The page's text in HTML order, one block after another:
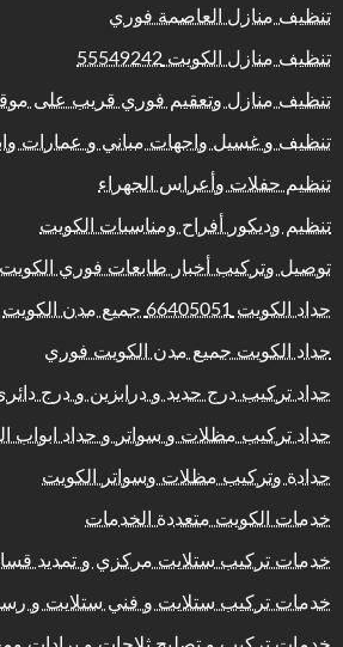
تنظيف منازل العاصمة فوري
تنظيف منازل الكويت 55549242
تنظيف منازل وتعقيم فوري قريب على
تنظيف و غسيل واجهات مباني و عمارات
تنظيم حفلات وأعراس الجهراء
تنظيم وديكور أفراح ومناسبات الكويت
توصيل وتركيب أخبار طابعات فوري الكويت
حداد الكويت 66405051 جميع مدن الكويت
حداد الكويت جميع مدن الكويت فوري
حداد تركيب درج حديد و درابزين و درج
حداد تركيب مظلات و سواتر و حداد ابواب
حدادة وتركيب مظلات وسواتر الكويت
خدمات الكويت متعددة الخدمات
خدمات تركيب ستلايت مركزي و تمديد
خدمات تركيب ستلايت و فني ستلايت و